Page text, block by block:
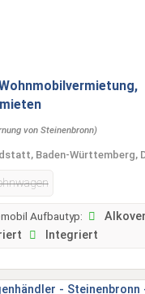
von Steinenbronn)
Baden-Württemberg,
Aufbautyp:
Integriert